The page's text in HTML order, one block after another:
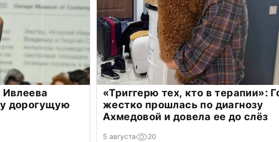
дорогущую
«Триггерю тех, кто в терапии»:
жестко прошлась по диагнозу
Ахмедовой и довела ее до слёз
5 августа 20